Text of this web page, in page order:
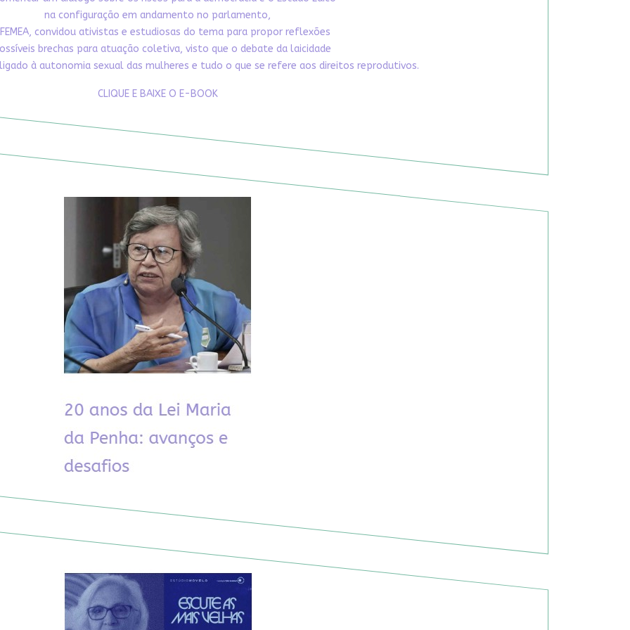
na configuração em andamento no parlamento,
convidou ativistas e estudiosas do tema para propor reflexões
brechas para atuação coletiva, visto que o debate da laicidade
à autonomia sexual das mulheres e tudo o que se refere aos direitos reprodutivos.
CLIQUE E BAIXE O E-BOOK